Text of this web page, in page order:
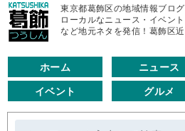
東京都葛飾区の地域情報ブロ
ローカルなニュース・イベン
など地元ネタを発信！葛飾区
ホーム ニュース
イベント グルメ